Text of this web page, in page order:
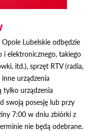
Lubelskie odbędzie
i elektronicznego, takiego
itd.), sprzęt RTV (radia,
urządzenia
tylko urządzenia
swoją posesję lub przy
7:00 w dniu zbiórki z
nie będą odebrane.